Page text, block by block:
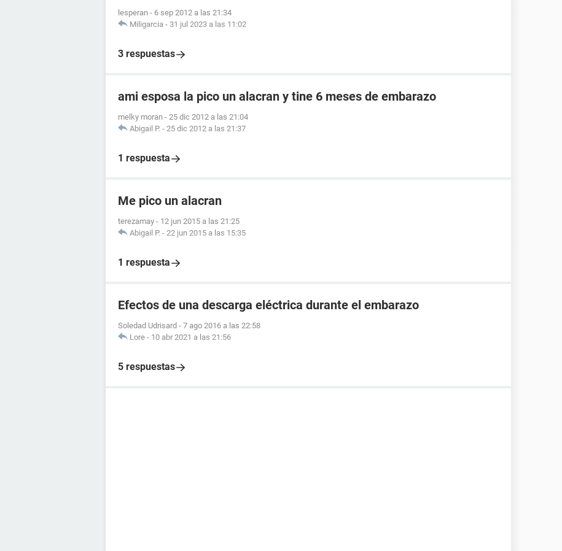
lesperan - 6 sep 2012 a las 21:34
Miligarcia - 31 jul 2023 a las 11:02
3 respuestas
ami esposa la pico un alacran y tine 6 meses de embarazo
melky moran - 25 dic 2012 a las 21:04
Abigail P. - 25 dic 2012 a las 21:37
1 respuesta
Me pico un alacran
terezamay - 12 jun 2015 a las 21:25
Abigail P. - 22 jun 2015 a las 15:35
1 respuesta
Efectos de una descarga eléctrica durante el embarazo
Soledad Udrisard - 7 ago 2016 a las 22:58
Lore - 10 abr 2021 a las 21:56
5 respuestas